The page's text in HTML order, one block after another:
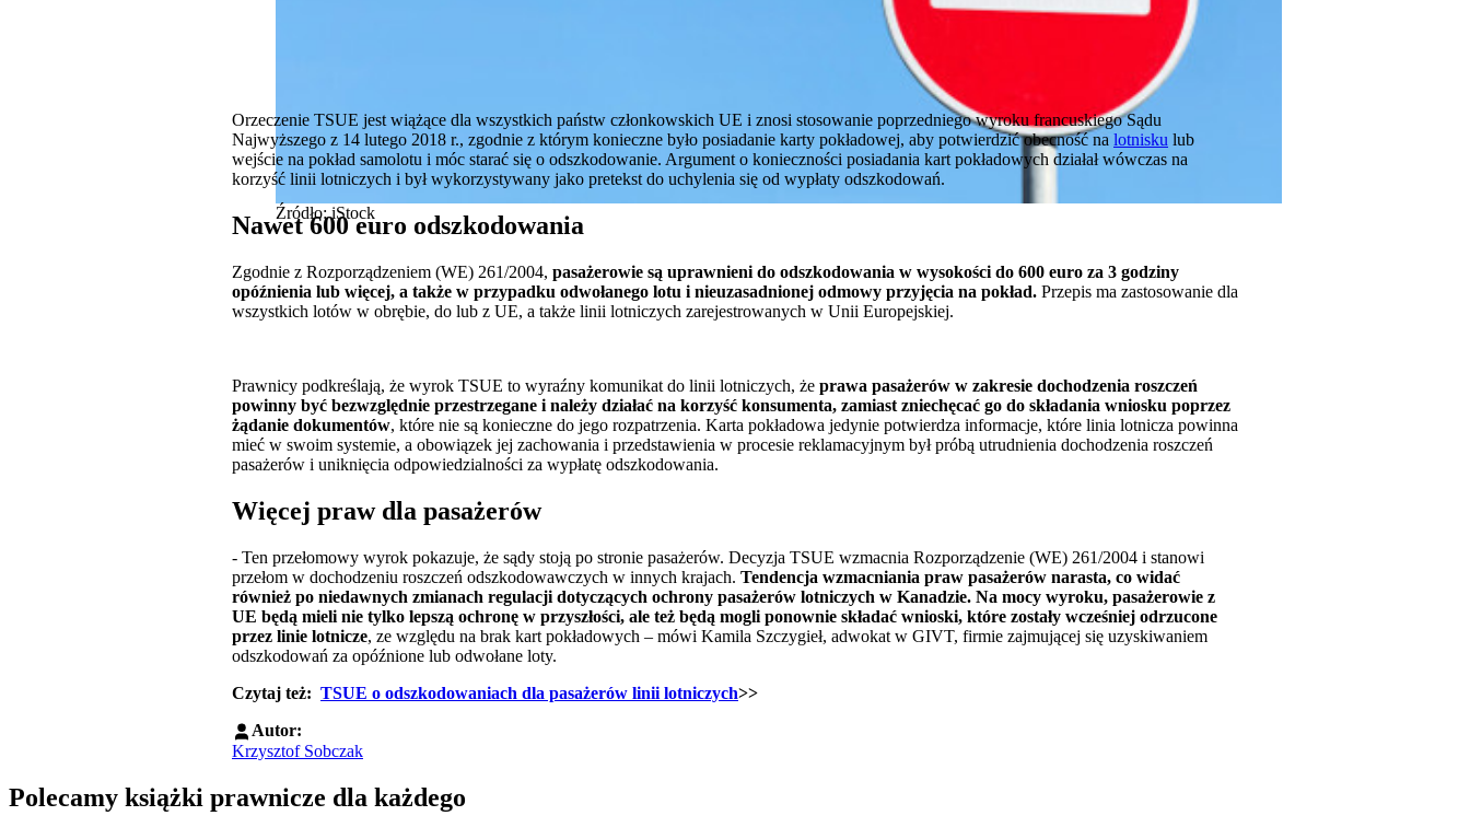
Źródło: iStock
Orzeczenie TSUE jest wiążące dla wszystkich państw członkowskich UE i znosi stosowanie poprzedniego wyroku francuskiego Sądu
Najwyższego z 14 lutego 2018 r., zgodnie z którym konieczne było posiadanie karty pokładowej, aby potwierdzić obecność na lotnisku lub
wejście na pokład samolotu i móc starać się o odszkodowanie. Argument o konieczności posiadania kart pokładowych działał wówczas na
korzyść linii lotniczych i był wykorzystywany jako pretekst do uchylenia się od wypłaty odszkodowań.
Nawet 600 euro odszkodowania
Zgodnie z Rozporządzeniem (WE) 261/2004, pasażerowie są uprawnieni do odszkodowania w wysokości do 600 euro za 3 godziny
opóźnienia lub więcej, a także w przypadku odwołanego lotu i nieuzasadnionej odmowy przyjęcia na pokład. Przepis ma zastosowanie dla
wszystkich lotów w obrębie, do lub z UE, a także linii lotniczych zarejestrowanych w Unii Europejskiej.
Prawnicy podkreślają, że wyrok TSUE to wyraźny komunikat do linii lotniczych, że prawa pasażerów w zakresie dochodzenia roszczeń
powinny być bezwzględnie przestrzegane i należy działać na korzyść konsumenta, zamiast zniechęcać go do składania wniosku poprzez
żądanie dokumentów, które nie są konieczne do jego rozpatrzenia. Karta pokładowa jedynie potwierdza informacje, które linia lotnicza powinna
mieć w swoim systemie, a obowiązek jej zachowania i przedstawienia w procesie reklamacyjnym był próbą utrudnienia dochodzenia roszczeń
pasażerów i uniknięcia odpowiedzialności za wypłatę odszkodowania.
Więcej praw dla pasażerów
- Ten przełomowy wyrok pokazuje, że sądy stoją po stronie pasażerów. Decyzja TSUE wzmacnia Rozporządzenie (WE) 261/2004 i stanowi
przełom w dochodzeniu roszczeń odszkodowawczych w innych krajach. Tendencja wzmacniania praw pasażerów narasta, co widać
również po niedawnych zmianach regulacji dotyczących ochrony pasażerów lotniczych w Kanadzie. Na mocy wyroku, pasażerowie z
UE będą mieli nie tylko lepszą ochronę w przyszłości, ale też będą mogli ponownie składać wnioski, które zostały wcześniej odrzucone
przez linie lotnicze, ze względu na brak kart pokładowych – mówi Kamila Szczygieł, adwokat w GIVT, firmie zajmującej się uzyskiwaniem
odszkodowań za opóźnione lub odwołane loty.
Czytaj też: TSUE o odszkodowaniach dla pasażerów linii lotniczych>>
Autor:
Krzysztof Sobczak
Polecamy książki prawnicze dla każdego